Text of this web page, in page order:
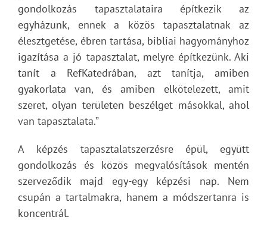
gondolkozás tapasztalataira építkezik az
egyházunk, ennek a közös tapasztalatnak az
élesztgetése, ébren tartása, bibliai hagyományhoz
igazítása a jó tapasztalat, melyre építkezünk. Aki
tanít a RefKatedrában, azt tanítja, amiben
gyakorlata van, és amiben elkötelezett, amit
szeret, olyan területen beszélget másokkal, ahol
van tapasztalata.”
A képzés tapasztalatszerzésre épül, együtt
gondolkozás és közös megvalósítások mentén
szerveződik majd egy-egy képzési nap. Nem
csupán a tartalmakra, hanem a módszertanra is
koncentrál.